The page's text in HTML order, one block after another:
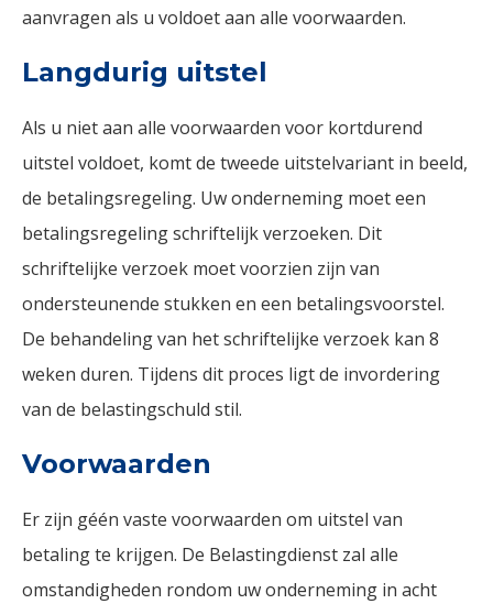
aanvragen als u voldoet aan alle voorwaarden.
Langdurig uitstel
Als u niet aan alle voorwaarden voor kortdurend
uitstel voldoet, komt de tweede uitstelvariant in beeld,
de betalingsregeling. Uw onderneming moet een
betalingsregeling schriftelijk verzoeken. Dit
schriftelijke verzoek moet voorzien zijn van
ondersteunende stukken en een betalingsvoorstel.
De behandeling van het schriftelijke verzoek kan 8
weken duren. Tijdens dit proces ligt de invordering
van de belastingschuld stil.
Voorwaarden
Er zijn géén vaste voorwaarden om uitstel van
betaling te krijgen. De Belastingdienst zal alle
omstandigheden rondom uw onderneming in acht